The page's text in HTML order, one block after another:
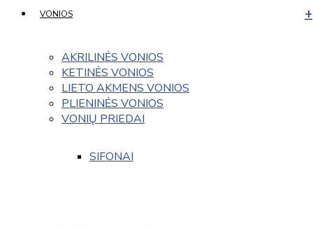
VONIOS
AKRILINĖS VONIOS
KETINĖS VONIOS
LIETO AKMENS VONIOS
PLIENINĖS VONIOS
VONIŲ PRIEDAI
SIFONAI